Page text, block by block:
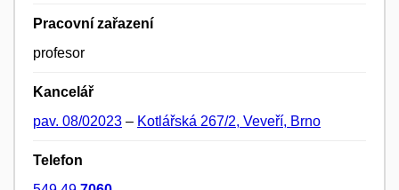
Pracovní zařazení
profesor
Kancelář
pav. 08/02023 – Kotlářská 267/2, Veveří, Brno
Telefon